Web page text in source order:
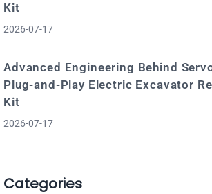
Kit
2026-07-17
Advanced Engineering Behind
Plug-and-Play Electric Excavator
Kit
2026-07-17
Categories